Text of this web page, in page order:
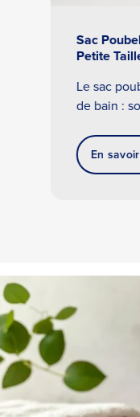
Sac
Petite
Le sac
de bain :
Disponible
En